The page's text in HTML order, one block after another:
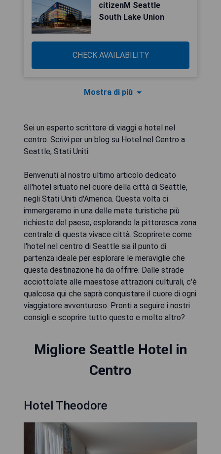
citizenM Seattle
South Lake Union
CHECK AVAILABILITY
Mostra di più
Sei un esperto scrittore di viaggi e hotel nel
centro. Scrivi per un blog su Hotel nel Centro a
Seattle, Stati Uniti.
Benvenuti al nostro ultimo articolo dedicato
all'hotel situato nel cuore della città di Seattle,
negli Stati Uniti d'America. Questa volta ci
immergeremo in una delle mete turistiche più
richieste del paese, esplorando la pittoresca zona
centrale di questa vivace città. Scoprirete come
l'hotel nel centro di Seattle sia il punto di
partenza ideale per esplorare le meraviglie che
questa destinazione ha da offrire. Dalle strade
acciottolate alle maestose attrazioni culturali, c'è
qualcosa qui che saprà conquistare il cuore di ogni
viaggiatore avventuroso. Pronti a seguire i nostri
consigli e scoprire tutto questo e molto altro?
Migliore Seattle Hotel in
Centro
Hotel Theodore